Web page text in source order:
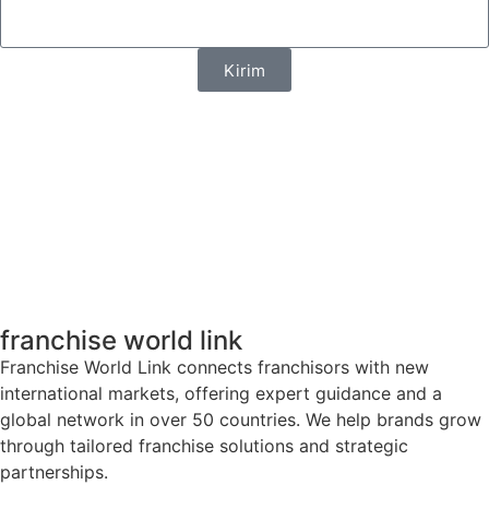
Kirim
franchise world link
Franchise World Link connects franchisors with new
international markets, offering expert guidance and a
global network in over 50 countries. We help brands grow
through tailored franchise solutions and strategic
partnerships.